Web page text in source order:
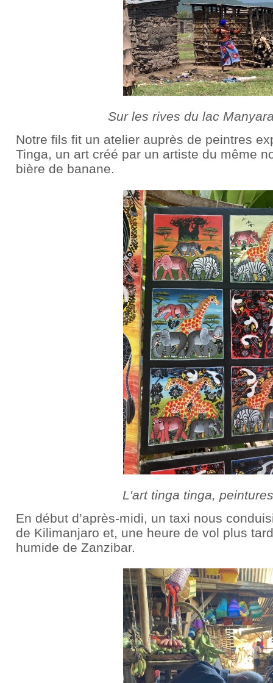
Sur les rives du lac
Notre fils fit un atelier auprès de peintres
Tinga, un art créé par un artiste du même
bière de banane.
L'art tinga tinga,
En début d’après-midi, un taxi nous
de Kilimanjaro et, une heure de vol plus
humide de Zanzibar.